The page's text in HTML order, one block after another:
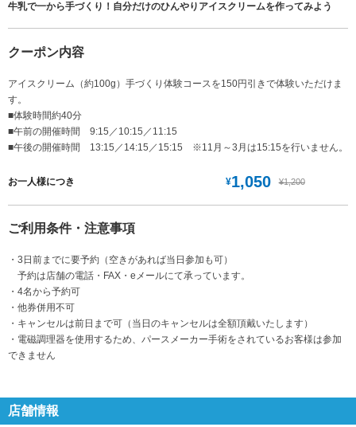
牛乳で一から手づくり！自分だけのひんやりアイスクリームを作ってみよう
クーポン内容
アイスクリーム（約100g）手づくり体験コースを150円引きで体験いただけま
す。
■体験時間約40分
■午前の開催時間 9:15／10:15／11:15
■午後の開催時間 13:15／14:15／15:15 ※11月～3月は15:15を行いません。
お一人様につき ¥1,050 ¥1,200
ご利用条件・注意事項
・3日前までに要予約（空きがあれば当日参加も可）
予約は店舗の電話・FAX・eメールにて承っています。
・4名から予約可
・他券併用不可
・キャンセルは前日まで可（当日のキャンセルは全額頂戴いたします）
・電磁調理器を使用するため、パースメーカー手術をされているお客様は参加
できません
店舗情報